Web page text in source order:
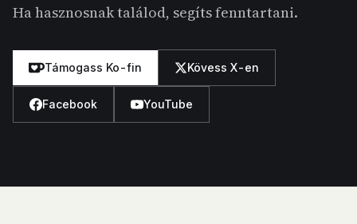
Ha hasznosnak találod, segíts fenntartani.
Támogass Ko-fin Kövess X-en
Facebook YouTube